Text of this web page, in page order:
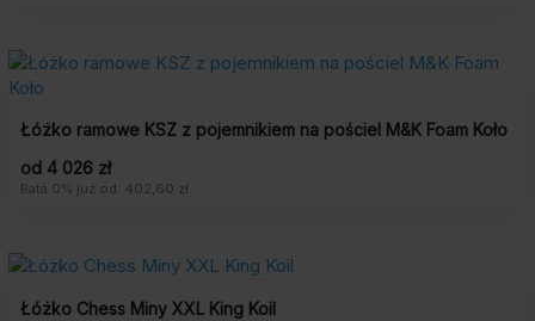
Łóżko ramowe KSZ z pojemnikiem na pościel M&K Foam Koło
od 4 026 zł
Rata 0% już od: 402,60 zł
Łóżko Chess Miny XXL King Koil